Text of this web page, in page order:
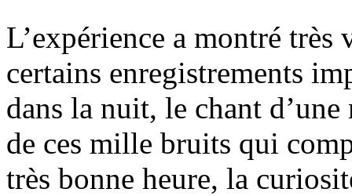
L’expérience a montré très
certains enregistrements
dans la nuit, le chant
de ces mille bruits qui
très bonne heure, la